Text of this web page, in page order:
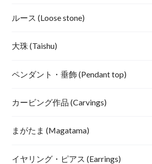
ルース (Loose stone)
大珠 (Taishu)
ペンダント・垂飾 (Pendant top)
カービング作品 (Carvings)
まがたま (Magatama)
イヤリング・ピアス (Earrings)